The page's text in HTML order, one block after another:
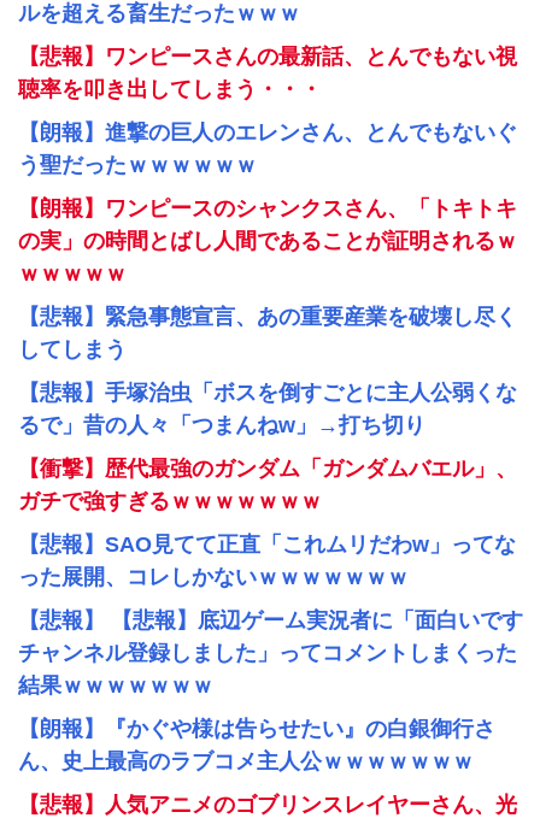
ルを超える畜生だったｗｗｗ
【悲報】ワンピースさんの最新話、とんでもない視
聴率を叩き出してしまう・・・
【朗報】進撃の巨人のエレンさん、とんでもないぐ
う聖だったｗｗｗｗｗｗ
【朗報】ワンピースのシャンクスさん、「トキトキ
の実」の時間とばし人間であることが証明されるｗ
ｗｗｗｗｗ
【悲報】緊急事態宣言、あの重要産業を破壊し尽く
してしまう
【悲報】手塚治虫「ボスを倒すごとに主人公弱くな
るで」昔の人々「つまんねw」→打ち切り
【衝撃】歴代最強のガンダム「ガンダムバエル」、
ガチで強すぎるｗｗｗｗｗｗｗ
【悲報】SAO見てて正直「これムリだわw」ってな
った展開、コレしかないｗｗｗｗｗｗｗ
【悲報】 【悲報】底辺ゲーム実況者に「面白いです
チャンネル登録しました」ってコメントしまくった
結果ｗｗｗｗｗｗｗ
【朗報】『かぐや様は告らせたい』の白銀御行さ
ん、史上最高のラブコメ主人公ｗｗｗｗｗｗｗ
【悲報】人気アニメのゴブリンスレイヤーさん、光